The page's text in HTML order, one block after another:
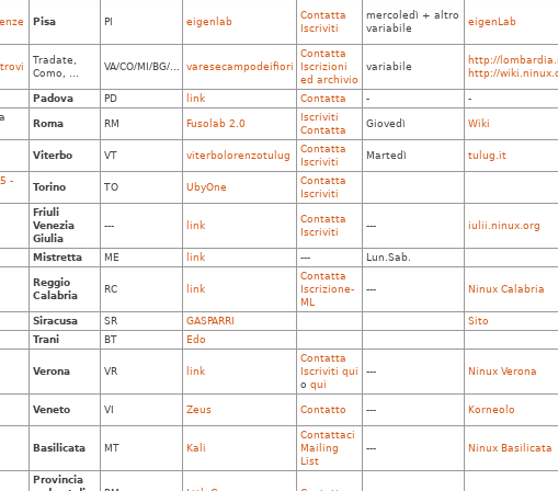
Pisa PI eigenlab
Contatta
Iscriviti
mercoledì + altro
variabile
eigenLab
Tradate,
Como, ...
VA/CO/MI/BG/... varesecampodeifiori
Contatta
Iscrizioni
ed archivio
variabile
http://
http://
Padova PD link Contatta - -
Roma RM Fusolab 2.0
Iscriviti
Contatta
Giovedì Wiki
Viterbo VT viterbolorenzotulug
Contatta
Iscriviti
Martedì tulug.it
-
Torino TO UbyOne
Contatta
Iscriviti
Friuli
Venezia
Giulia
--- link
Contatta
Iscriviti
--- iulii.ninux.org
Mistretta ME link --- Lun.Sab.
Reggio
Calabria
RC link
Contatta
Iscrizione-
ML
--- Ninux Calabria
Siracusa SR GASPARRI
Sito
Trani BT Edo
Verona VR link
Contatta
Iscriviti qui
o qui
--- Ninux Verona
Veneto VI Zeus Contatto --- Korneolo
Basilicata MT Kali
Contattaci
Mailing
List
--- Ninux Basilicata
Provincia